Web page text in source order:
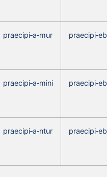
praecipi‑a‑mur
praecipi‑a‑mini
praecipi‑a‑ntur